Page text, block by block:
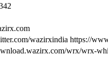
wazirxindia https://
wrx/wrx-